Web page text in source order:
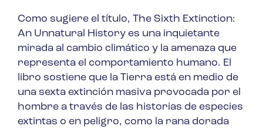
Como sugiere el título, The Sixth Extinction:
An Unnatural History es una inquietante
mirada al cambio climático y la amenaza que
representa el comportamiento humano. El
libro sostiene que la Tierra está en medio de
una sexta extinción masiva provocada por el
hombre a través de las historias de especies
extintas o en peligro, como la rana dorada